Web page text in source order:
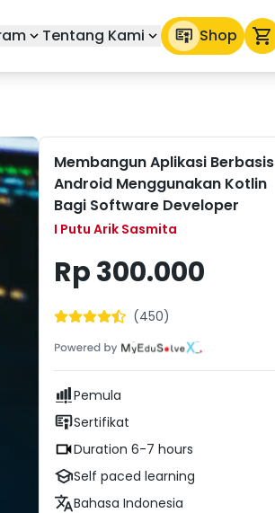
Tentang Kami Shop
Membangun Aplikasi Berbasis
Android Menggunakan Kotlin
Bagi Software Developer
I Putu Arik Sasmita
Rp 300.000
(450)
Pemula
Sertifikat
Duration 6-7 hours
Self paced learning
Bahasa Indonesia